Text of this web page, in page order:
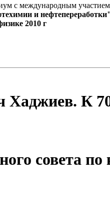
с международным участием
и нефтепереработки"
2010 г
Хаджиев. К
совета